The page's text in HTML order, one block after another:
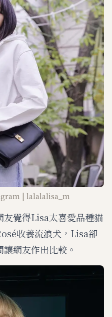
| lalalalisa_m
友覺得Lisa太喜愛品種貓
收養流浪犬，Lisa卻
網友作出比較。